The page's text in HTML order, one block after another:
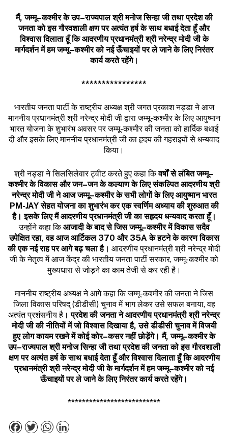
मैं,जम्मू–कश्मीर के उप–राज्यपाल श्री मनोज सिन्हा जी तथा प्रदेश की
जनता को इस गौरवशाली क्षण पर अत्यंत हर्ष के साथ बधाई देता हूँ और
विश्वास दिलाता हूँ कि आदरणीय प्रधानमंत्री श्री नरेन्द्र मोदी जी के
मार्गदर्शन में हम जम्मू–कश्मीर को नई ऊँचाइयों पर ले जाने के लिए निरंतर
कार्य करते रहेंगे।
****************
भारतीय जनता पार्टी के राष्ट्रीय अध्यक्ष श्री जगत प्रकाश नड्डा ने आज
माननीय प्रधानमंत्री श्री नरेन्द्र मोदी जी द्वारा जम्मू-कश्मीर के लिए आयुष्मान
भारत योजना के शुभारंभ अवसर पर जम्मू-कश्मीर की जनता को हार्दिक बधाई
दी और इसके लिए माननीय प्रधानमंत्री जी का हृदय की गहराइयों से धन्यवाद
किया।
श्री नड्डा ने सिलसिलेवार ट्वीट करते हुए कहा किवर्षों से लंबित जम्मू–
कश्मीर के विकास और जन–जन के कल्याण के लिए संकल्पित आदरणीय श्री
नरेन्द्र मोदी जी ने आज जम्मू–कश्मीर के सभी लोगों के लिए आयुष्मान भारत
PM-JAYसेहत योजना का शुभारंभ कर एक स्वर्णिम अध्याय की शुरुआत की
है। इसके लिए मैं आदरणीय प्रधानमंत्री जी का सहृदय धन्यवाद करता हूँ।
उन्होंने कहा किआजादी के बाद से जिस जम्मू–कश्मीर में विकास सदैव
उपेक्षित रहा,वह आज आर्टिकल370 और35Aके हटने के कारण विकास
की एक नई राह पर आगे बढ़ चला है। आदरणीय प्रधानमंत्री श्री नरेन्द्र मोदी
जी के नेतृत्व में आज केंद्र की भारतीय जनता पार्टी सरकार, जम्मू-कश्मीर को
मुख्यधारा से जोड़ने का काम तेजी से कर रही है।
माननीय राष्ट्रीय अध्यक्ष ने आगे कहा कि जम्मू-कश्मीर की जनता ने जिस
जिला विकास परिषद् (डीडीसी) चुनाव में भाग लेकर उसे सफल बनाया, वह
अत्यंत प्रशंसनीय है।प्रदेश की जनता ने आदरणीय प्रधानमंत्री श्री नरेन्द्र
मोदी जी की नीतियों में जो विश्वास दिखाया है,उसे डीडीसी चुनाव में विजयी
हुए लोग कायम रखने में कोई कोर–कसर नहीं छोड़ेंगे। मैं,जम्मू–कश्मीर के
उप–राज्यपाल श्री मनोज सिन्हा जी तथा प्रदेश की जनता को इस गौरवशाली
क्षण पर अत्यंत हर्ष के साथ बधाई देता हूँ और विश्वास दिलाता हूँ कि आदरणीय
प्रधानमंत्री श्री नरेन्द्र मोदी जी के मार्गदर्शन में हम जम्मू–कश्मीर को नई
ऊँचाइयों पर ले जाने के लिए निरंतर कार्य करते रहेंगे।
**************************
Facebook
TwitterWhatsApp